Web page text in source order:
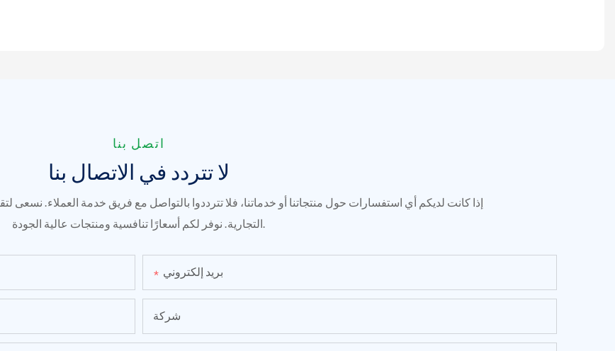
اتصل بنا
لا تتردد في الاتصال بنا
إذا كانت لديكم أي استفسارات حول منتجاتنا أو خدماتنا، فلا تترددوا بالتواصل مع فريق خدمة العملاء. نسعى
التجارية. نوفر لكم أسعارًا تنافسية ومنتجات عالية الجودة.
بريد إلكتروني
شركة